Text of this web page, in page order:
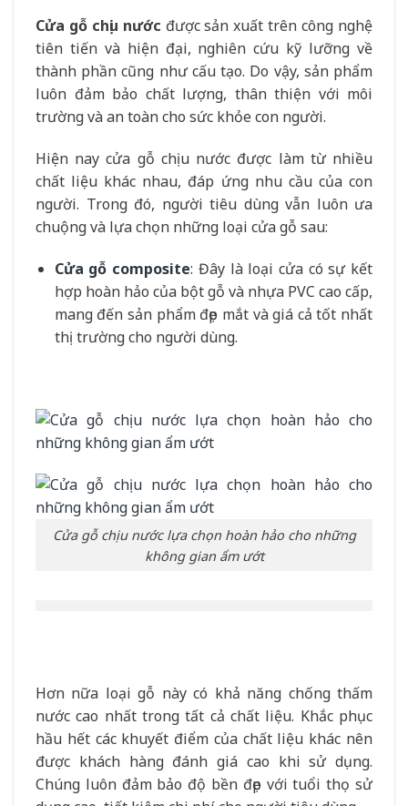
Cửa gỗ chịu nước được sản xuất trên công nghệ
tiên tiến và hiện đại, nghiên cứu kỹ lưỡng về
thành phần cũng như cấu tạo. Do vậy, sản phẩm
luôn đảm bảo chất lượng, thân thiện với môi
trường và an toàn cho sức khỏe con người.
Hiện nay cửa gỗ chịu nước được làm từ nhiều
chất liệu khác nhau, đáp ứng nhu cầu của con
người. Trong đó, người tiêu dùng vẫn luôn ưa
chuộng và lựa chọn những loại cửa gỗ sau:
Cửa gỗ composite: Đây là loại cửa có sự kết
hợp hoàn hảo của bột gỗ và nhựa PVC cao cấp,
mang đến sản phẩm đẹp mắt và giá cả tốt nhất
thị trường cho người dùng.
Cửa gỗ chịu nước lựa chọn hoàn hảo cho những
không gian ẩm ướt
Hơn nữa loại gỗ này có khả năng chống thấm
nước cao nhất trong tất cả chất liệu. Khắc phục
hầu hết các khuyết điểm của chất liệu khác nên
được khách hàng đánh giá cao khi sử dụng.
Chúng luôn đảm bảo độ bền đẹp với tuổi thọ sử